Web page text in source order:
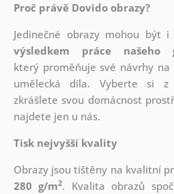
Proč právě Dovido obrazy?
Jedinečné obrazy mohou být
výsledkem práce našeho
který proměňuje své návrhy
umělecká díla. Vyberte si
zkrášlete svou domácnost
najdete jen u nás.
Tisk nejvyšší kvality
Obrazy jsou tištěny na kvalitní
280 g/m2. Kvalita obrazů